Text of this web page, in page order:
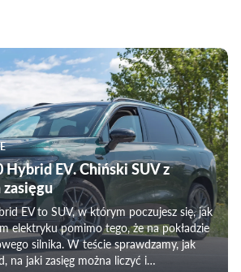
Hybrid EV. Chiński SUV z
zasięgu
EV to SUV, w którym poczujesz się, jak
elektryku pomimo tego, że na pokładzie
silnika. W teście sprawdzamy, jak
na jaki zasięg można liczyć i